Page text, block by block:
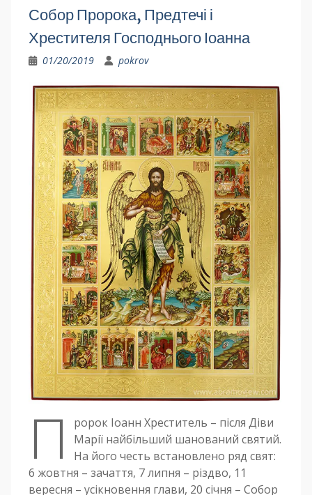
Собор Пророка, Предтечі і
Хрестителя Господнього Іоанна
01/20/2019 pokrov
П
ророк Іоанн Хреститель – після Діви
Марії найбільший шанований святий.
На його честь встановлено ряд свят:
6 жовтня – зачаття, 7 липня – різдво, 11
вересня – усікновення глави, 20 січня – Собор